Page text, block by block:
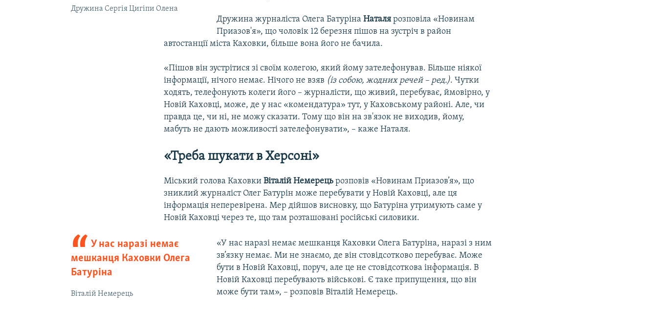
Дружина Сергія Цигіпи Олена
Дружина журналіста Олега Батуріна Наталя розповіла «Новинам
Приазов'я», що чоловік 12 березня пішов на зустріч в район
автостанції міста Каховки, більше вона його не бачила.
«Пішов він зустрітися зі своїм колегою, який йому зателефонував. Більше ніякої
інформації, нічого немає. Нічого не взяв (із собою, жодних речей – ред.). Чутки
ходять, телефонують колеги його – журналісти, що живий, перебуває, ймовірно, у
Новій Каховці, може, де у нас «комендатура» тут, у Каховському районі. Але, чи
правда це, чи ні, не можу сказати. Тому що він на зв'язок не виходив, йому,
мабуть не дають можливості зателефонувати», – каже Наталя.
«Треба шукати в Херсоні»
Міський голова КаховкиВіталій Немерець розповів «Новинам Приазов’я», що
зниклий журналіст Олег Батурін може перебувати у Новій Каховці, але ця
інформація неперевірена. Мер дійшов висновку, що Батуріна утримують саме у
Новій Каховці через те, що там розташовані російські силовики.
У нас наразі немає
мешканця Каховки Олега
Батуріна
Віталій Немерець
«У нас наразі немає мешканця Каховки Олега Батуріна, наразі з ним
зв’язку немає. Ми не знаємо, де він стовідсотково перебуває. Може
бути в Новій Каховці, поруч, але це не стовідсоткова інформація. В
Новій Каховці перебувають військові. Є таке припущення, що він
може бути там», – розповів Віталій Немерець.